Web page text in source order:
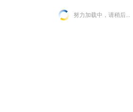
努力加载中，请稍后...